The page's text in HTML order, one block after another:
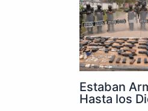
Estaban
Hasta los